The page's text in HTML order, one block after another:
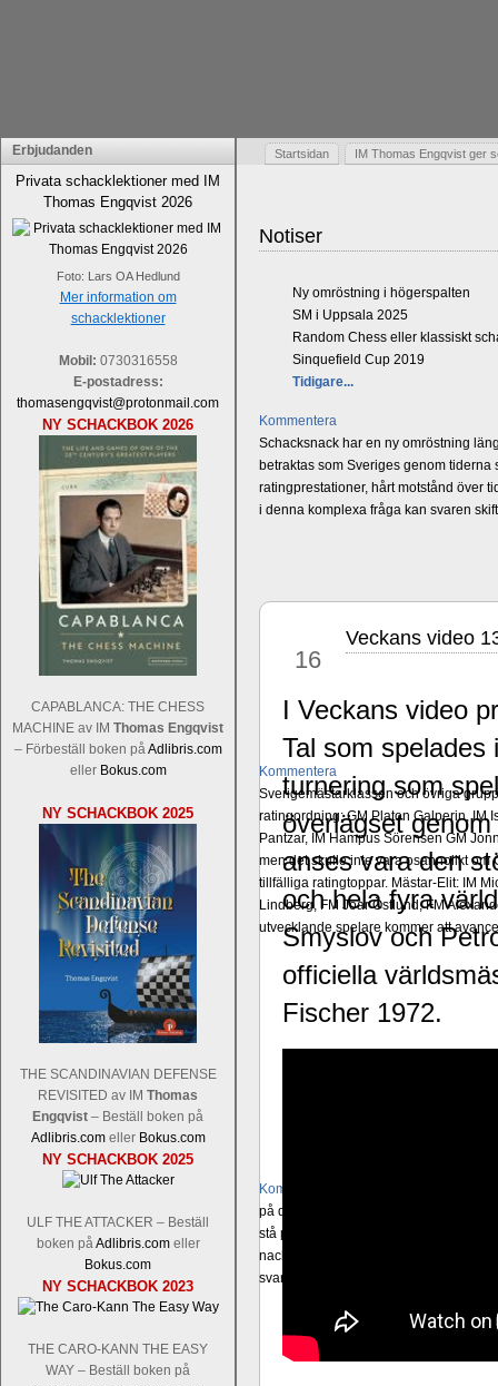
Erbjudanden
Privata schacklektioner med IM
Thomas Engqvist 2026
Foto: Lars OA Hedlund
Mer information om
schacklektioner
Mobil: 0730316558
E-postadress:
thomasengqvist@protonmail.com
NY SCHACKBOK 2026
CAPABLANCA: THE CHESS
MACHINE av IM Thomas Engqvist
– Förbeställ boken påAdlibris.com
eller Bokus.com
NY SCHACKBOK 2025
THE SCANDINAVIAN DEFENSE
REVISITED av IM Thomas
Engqvist – Beställ boken på
Adlibris.comeller Bokus.com
NY SCHACKBOK 2025
ULF THE ATTACKER – Beställ
boken på Adlibris.comeller
Bokus.com
NY SCHACKBOK 2023
THE CARO-KANN THE EASY
WAY – Beställ boken på
Startsidan IM Thomas Engqvist ger
Notiser
Ny omröstning i högerspalten
SM i Uppsala 2025
Random Chess eller klassiskt
Sinquefield Cup 2019
Tidigare...
Kommentera
Schacksnack har en ny omröstning
betraktas som Sveriges genom
ratingprestationer, hårt motstånd över
i denna komplexa fråga kan svaren
Kommentera
Sverigemästarklassen och övriga
ratingordning: GM Platon Galperin, IM
Pantzar, IM Hampus Sörensen GM
men det skulle inte vara osannolikt om
tillfälliga ratingtoppar. Mästar-Elit: IM
Lindberg, FM Joar Östlund, FM
utvecklande spelare kommer att
Kommentera
på den sista raden, eller om du
stå på ruta d1. Det förstnämnda
nackdelar, beroende på hur man ser
svarsalternativ 1 eller 2 i högerspalten
16
Veckans video
I Veckans video
Tal som
turnering som
överlägset
anses vara den
och hela fyra
Smyslov och
officiella
Fischer 1972.